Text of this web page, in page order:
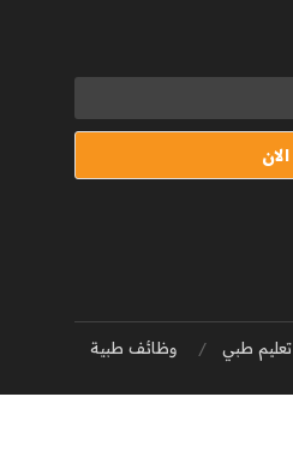
تعليم طبي وظائف طبية